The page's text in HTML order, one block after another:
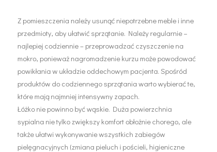
Z pomieszczenia należy usunąć niepotrzebne meble i inne
przedmioty, aby ułatwić sprzątanie. Należy regularnie –
najlepiej codziennie – przeprowadzać czyszczenie na
mokro, ponieważ nagromadzenie kurzu może powodować
powikłania w układzie oddechowym pacjenta. Spośród
produktów do codziennego sprzątania warto wybierać te,
które mają najmniej intensywny zapach.
Łóżko nie powinno być wąskie. Duża powierzchnia
sypialna nie tylko zwiększy komfort obłożnie chorego, ale
także ułatwi wykonywanie wszystkich zabiegów
pielęgnacyjnych (zmiana pieluch i pościeli, higieniczne